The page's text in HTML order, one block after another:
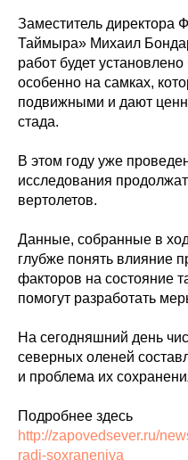
Заместитель директора
Таймыра» Михаил
работ будет
особенно на самках,
подвижными и дают
стада.
В этом году уже
исследования
вертолетов.
Данные, собранные в
глубже понять влияние
факторов на состояние
помогут разработать
На сегодняшний день
северных оленей
и проблема их
Подробнее здесь
http://zapovedsever.ru/
radi-soxraneniya